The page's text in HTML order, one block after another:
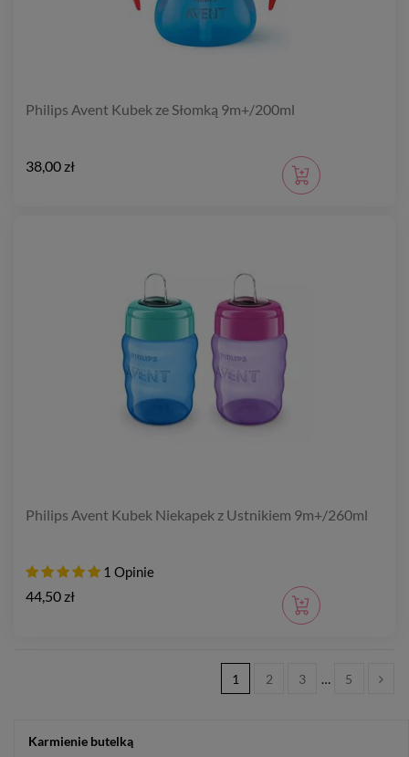
Philips Avent Kubek ze Słomką 9m+/200ml
38,00 zł
Philips Avent Kubek Niekapek z Ustnikiem 9m+/260ml
1 Opinie
44,50 zł
1 2 3 … 5
Karmienie butelką